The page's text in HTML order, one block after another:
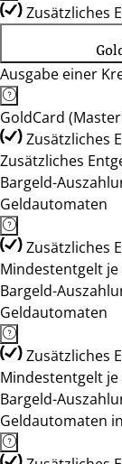
Zusätzliches
Ausgabe einer
GoldCard
Zusätzliches
Zusätzliches
Bargeld-
Geldautomaten
Zusätzliches
Mindestentgelt je
Bargeld-
Geldautomaten
Zusätzliches
Mindestentgelt je
Bargeld-
Geldautomaten